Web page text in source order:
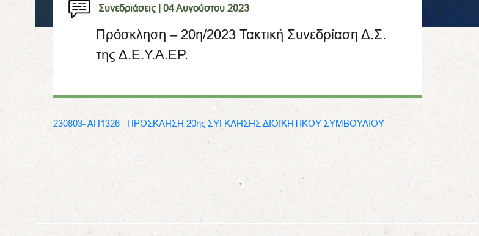
Συνεδριάσεις | 04 Αυγούστου 2023
Πρόσκληση – 20η/2023 Τακτική Συνεδρίαση Δ.Σ.
της Δ.Ε.Υ.Α.ΕΡ.
230803- ΑΠ1326_ ΠΡΟΣΚΛΗΣΗ 20ης ΣΥΓΚΛΗΣΗΣ ΔΙΟΙΚΗΤΙΚΟΥ ΣΥΜΒΟΥΛΙΟΥ